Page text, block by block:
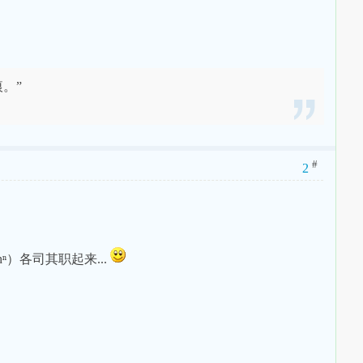
”
2 #
）各司其职起来...